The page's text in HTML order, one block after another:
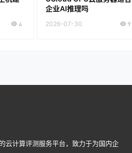
4
企业AI推理吗
2026-07-30 9
云计算评测服务平台，致力于为国内企